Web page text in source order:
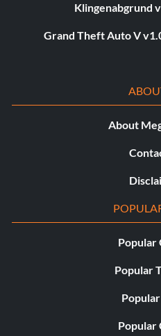
Klingenabgrund
Grand Theft Auto V
About
Popular
Popular
Popular